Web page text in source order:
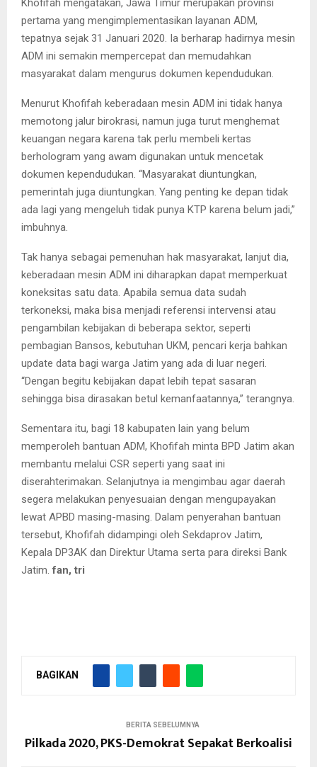
Khofifah mengatakan, Jawa Timur merupakan provinsi
pertama yang mengimplementasikan layanan ADM,
tepatnya sejak 31 Januari 2020. Ia berharap hadirnya mesin
ADM ini semakin mempercepat dan memudahkan
masyarakat dalam mengurus dokumen kependudukan.
Menurut Khofifah keberadaan mesin ADM ini tidak hanya
memotong jalur birokrasi, namun juga turut menghemat
keuangan negara karena tak perlu membeli kertas
berhologram yang awam digunakan untuk mencetak
dokumen kependudukan. “Masyarakat diuntungkan,
pemerintah juga diuntungkan. Yang penting ke depan tidak
ada lagi yang mengeluh tidak punya KTP karena belum jadi,”
imbuhnya.
Tak hanya sebagai pemenuhan hak masyarakat, lanjut dia,
keberadaan mesin ADM ini diharapkan dapat memperkuat
koneksitas satu data. Apabila semua data sudah
terkoneksi, maka bisa menjadi referensi intervensi atau
pengambilan kebijakan di beberapa sektor, seperti
pembagian Bansos, kebutuhan UKM, pencari kerja bahkan
update data bagi warga Jatim yang ada di luar negeri.
“Dengan begitu kebijakan dapat lebih tepat sasaran
sehingga bisa dirasakan betul kemanfaatannya,” terangnya.
Sementara itu, bagi 18 kabupaten lain yang belum
memperoleh bantuan ADM, Khofifah minta BPD Jatim akan
membantu melalui CSR seperti yang saat ini
diserahterimakan. Selanjutnya ia mengimbau agar daerah
segera melakukan penyesuaian dengan mengupayakan
lewat APBD masing-masing. Dalam penyerahan bantuan
tersebut, Khofifah didampingi oleh Sekdaprov Jatim,
Kepala DP3AK dan Direktur Utama serta para direksi Bank
Jatim.fan, tri
BAGIKAN
BERITA SEBELUMNYA
Pilkada 2020, PKS-Demokrat Sepakat Berkoalisi